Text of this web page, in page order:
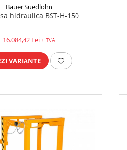
Bauer Suedlohn
hidraulica BST-H-150
16.084,42 Lei + TVA
VARIANTE